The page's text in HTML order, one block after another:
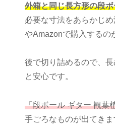
外箱と同じ長方形の段
必要な寸法をあらかじ
やAmazonで購入するの
後で切り詰めるので、
と安心です。
「段ボール ギター 観葉
手ごろなものが出てきま